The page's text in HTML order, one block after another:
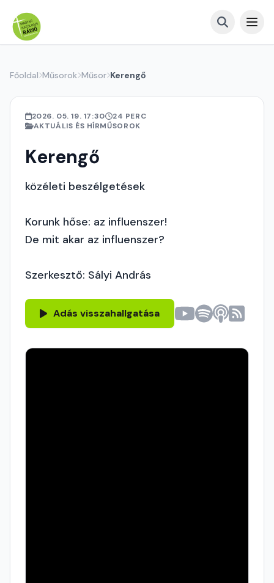
Főoldal Műsorok Műsor Kerengő
2026. 05. 19. 17:30
24 PERC
AKTUÁLIS ÉS HÍRMŰSOROK
Kerengő
közéleti beszélgetések
Korunk hőse: az influenszer!
De mit akar az influenszer?
Szerkesztő: Sályi András
Adás visszahallgatása